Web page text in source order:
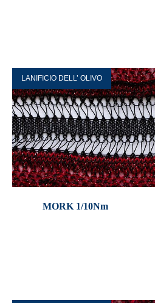
LANIFICIO DELL’ OLIVO
MORK 1/10Nm